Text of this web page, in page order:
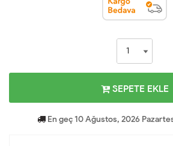
SEPETE EKLE
En geç 10 Ağustos, 2026